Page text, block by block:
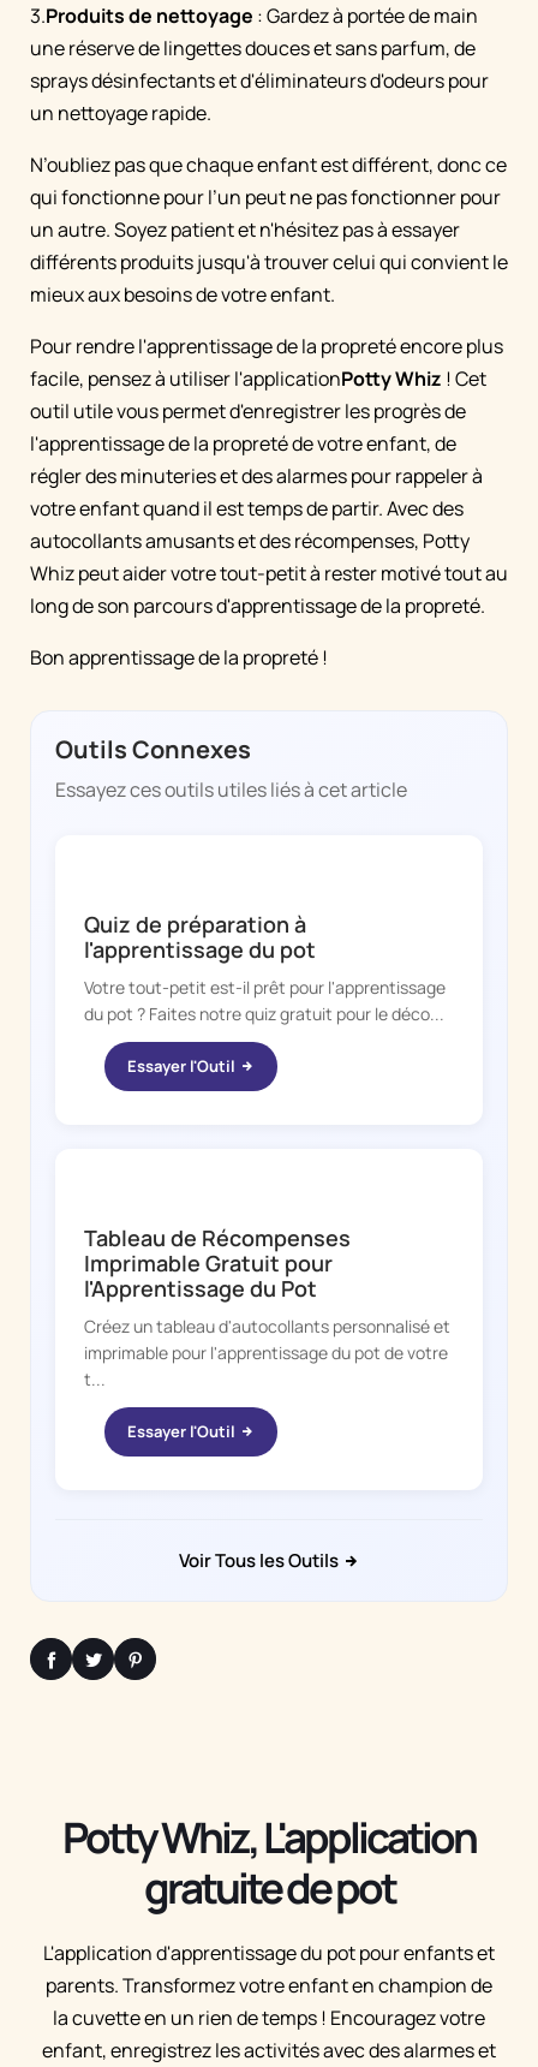
3.Produits de nettoyage : Gardez à portée de main
une réserve de lingettes douces et sans parfum, de
sprays désinfectants et d'éliminateurs d'odeurs pour
un nettoyage rapide.
N’oubliez pas que chaque enfant est différent, donc ce
qui fonctionne pour l’un peut ne pas fonctionner pour
un autre. Soyez patient et n'hésitez pas à essayer
différents produits jusqu'à trouver celui qui convient le
mieux aux besoins de votre enfant.
Pour rendre l'apprentissage de la propreté encore plus
facile, pensez à utiliser l'applicationPotty Whiz ! Cet
outil utile vous permet d'enregistrer les progrès de
l'apprentissage de la propreté de votre enfant, de
régler des minuteries et des alarmes pour rappeler à
votre enfant quand il est temps de partir. Avec des
autocollants amusants et des récompenses, Potty
Whiz peut aider votre tout-petit à rester motivé tout au
long de son parcours d'apprentissage de la propreté.
Bon apprentissage de la propreté !
Outils Connexes
Essayez ces outils utiles liés à cet article
Quiz de préparation à
l'apprentissage du pot
Votre tout-petit est-il prêt pour l'apprentissage
du pot ? Faites notre quiz gratuit pour le déco...
Essayer l'Outil
Tableau de Récompenses
Imprimable Gratuit pour
l'Apprentissage du Pot
Créez un tableau d'autocollants personnalisé et
imprimable pour l'apprentissage du pot de votre
t...
Essayer l'Outil
Voir Tous les Outils
Potty Whiz, L'application
gratuite de pot
L'application d'apprentissage du pot pour enfants et
parents. Transformez votre enfant en champion de
la cuvette en un rien de temps ! Encouragez votre
enfant, enregistrez les activités avec des alarmes et